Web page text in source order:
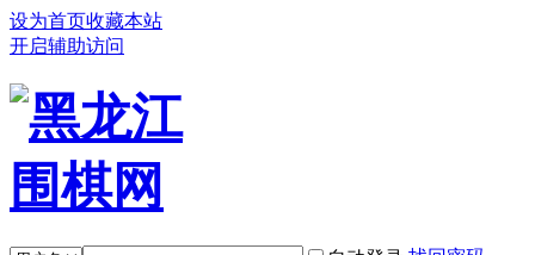
设为首页收藏本站
开启辅助访问